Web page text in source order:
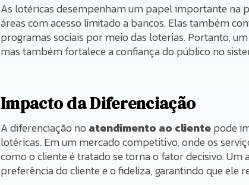
As lotéricas desempenham um papel importante na
áreas com acesso limitado a bancos. Elas também
programas sociais por meio das loterias. Portanto,
mas também fortalece a confiança do público no
Impacto da Diferenciação
A diferenciação no atendimento ao clientepode
lotéricas. Em um mercado competitivo, onde os
como o cliente é tratado se torna o fator decisivo.
preferência do cliente e o fideliza, garantindo que